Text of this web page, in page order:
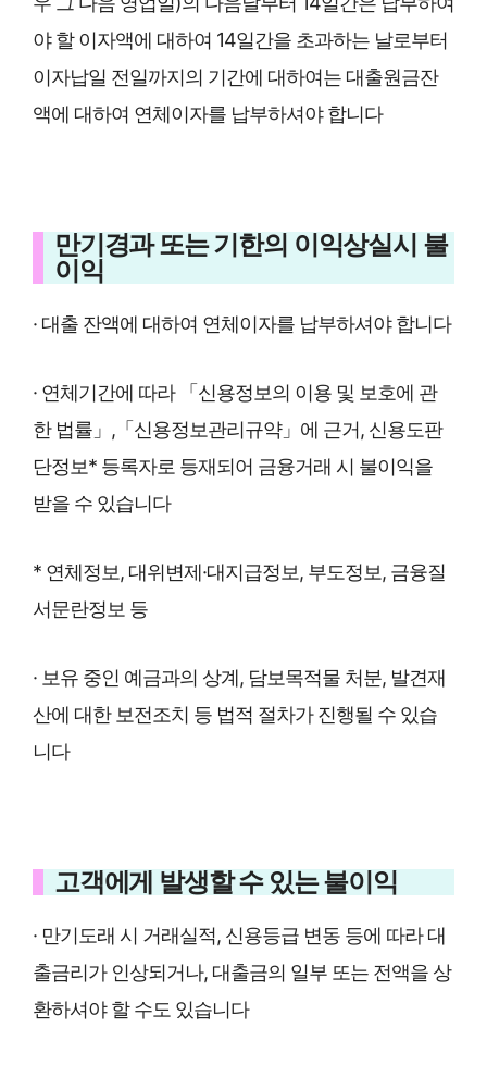
야 할 이자액에 대하여 14일간을 초과하는 날로부터
이자납일 전일까지의 기간에 대하여는 대출원금잔
액에 대하여 연체이자를 납부하셔야 합니다
만기경과 또는 기한의 이익상실시 불
이익
· 대출 잔액에 대하여 연체이자를 납부하셔야 합니다
· 연체기간에 따라 「신용정보의 이용 및 보호에 관
한 법률」,「신용정보관리규약」에 근거, 신용도판
단정보* 등록자로 등재되어 금융거래 시 불이익을
받을 수 있습니다
* 연체정보, 대위변제·대지급정보, 부도정보, 금융질
서문란정보 등
· 보유 중인 예금과의 상계, 담보목적물 처분, 발견재
산에 대한 보전조치 등 법적 절차가 진행될 수 있습
니다
고객에게 발생할 수 있는 불이익
· 만기도래 시 거래실적, 신용등급 변동 등에 따라 대
출금리가 인상되거나, 대출금의 일부 또는 전액을 상
환하셔야 할 수도 있습니다